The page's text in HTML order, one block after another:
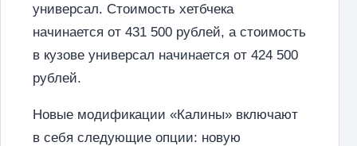
универсал. Стоимость хетбчека
начинается от 431 500 рублей, а стоимость
в кузове универсал начинается от 424 500
рублей.
Новые модификации «Калины» включают
в себя следующие опции: новую